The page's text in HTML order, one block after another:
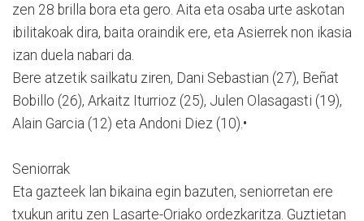
zen 28 brilla bora eta gero. Aita eta osaba urte askotan
ibilitakoak dira, baita oraindik ere, eta Asierrek non ikasia
izan duela nabari da.
Bere atzetik sailkatu ziren, Dani Sebastian (27), Beñat
Bobillo (26), Arkaitz Iturrioz (25), Julen Olasagasti (19),
Alain Garcia (12) eta Andoni Diez (10).•
Seniorrak
Eta gazteek lan bikaina egin bazuten, seniorretan ere
txukun aritu zen Lasarte-Oriako ordezkaritza. Guztietan